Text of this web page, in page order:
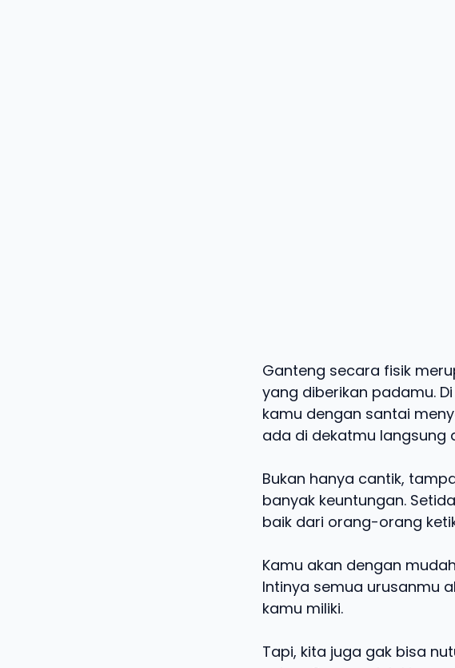
Ganteng secara fisik
yang diberikan padamu.
kamu dengan santai
ada di dekatmu langsung
Bukan hanya cantik,
banyak keuntungan.
baik dari orang-orang
Kamu akan dengan
Intinya semua urusanmu
kamu miliki.
Tapi, kita juga gak bisa